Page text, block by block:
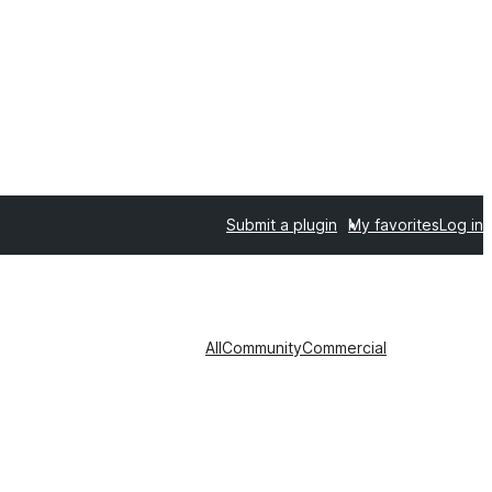
Submit a plugin My favoritesLog in
AllCommunityCommercial